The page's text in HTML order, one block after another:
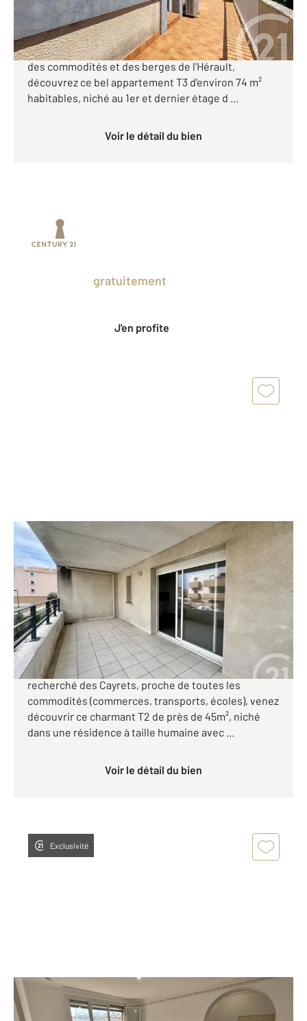
*** AGDE BORD DE L'HERAULT - APPARTEMENT T3 +
2 PARKING *** Situé à Agde, à proximité immédiate
des commodités et des berges de l'Hérault,
découvrez ce bel appartement T3 d'environ 74 m²
habitables, niché au 1er et dernier étage d ...
Voir le détail du bien
gratuitement
J'en profite
AGDE 34
44,50 m
, 2 pièces
Ref : 5103
Appartement T2 à vendre
172 000 €
*** APPARTEMENT T2 + DOUBLE TERRASSE - PLACE
DE PARKING COUVERTE *** Situé dans le quartier
recherché des Cayrets, proche de toutes les
commodités (commerces, transports, écoles), venez
découvrir ce charmant T2 de près de 45m², niché
dans une résidence à taille humaine avec ...
Voir le détail du bien
Exclusivité
AGDE 34
55 m
, 3 pièces